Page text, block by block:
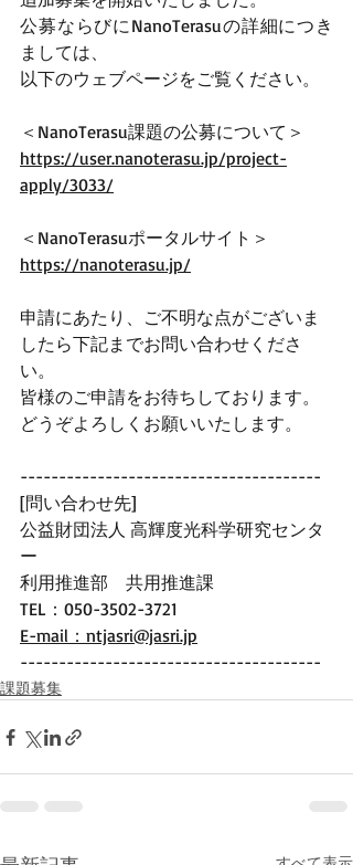
公募ならびにNanoTerasuの詳細につき
ましては、
以下のウェブページをご覧ください。
＜NanoTerasu課題の公募について＞
https://user.nanoterasu.jp/project-
apply/3033/
＜NanoTerasuポータルサイト＞
https://nanoterasu.jp/
申請にあたり、ご不明な点がございま
したら下記までお問い合わせくださ
い。
皆様のご申請をお待ちしております。
どうぞよろしくお願いいたします。
---------------------------------------
[問い合わせ先]
公益財団法人 高輝度光科学研究センタ
ー
利用推進部　共用推進課
TEL：050-3502-3721
E-mail：ntjasri@jasri.jp
---------------------------------------
課題募集